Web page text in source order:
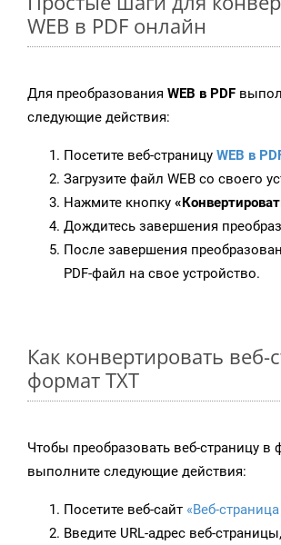
WEB в PDF онлайн
Для преобразования WEB в PDF
следующие действия:
Посетите веб-страницу WEB в
Загрузите файл WEB со своего
Нажмите кнопку
Дождитесь завершения
После завершения
PDF-файл на свое устройство.
Как конвертировать веб-
формат TXT
Чтобы преобразовать веб-страницу в
выполните следующие действия:
Посетите веб-сайт «Веб-страница
Введите URL-адрес веб-